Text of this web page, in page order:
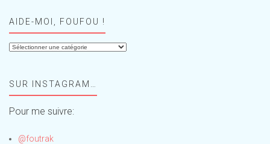
AIDE-MOI, FOUFOU !
Aide-
!SUR INSTAGRAM…
Pour me suivre:
@foutrak